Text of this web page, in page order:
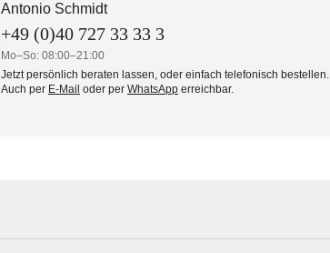
Antonio Schmidt
+49 (0)40 727 33 33 3
Mo–So: 08:00–21:00
Jetzt persönlich beraten lassen, oder einfach telefonisch bestellen.
Auch per E-Mail oder per WhatsApp erreichbar.